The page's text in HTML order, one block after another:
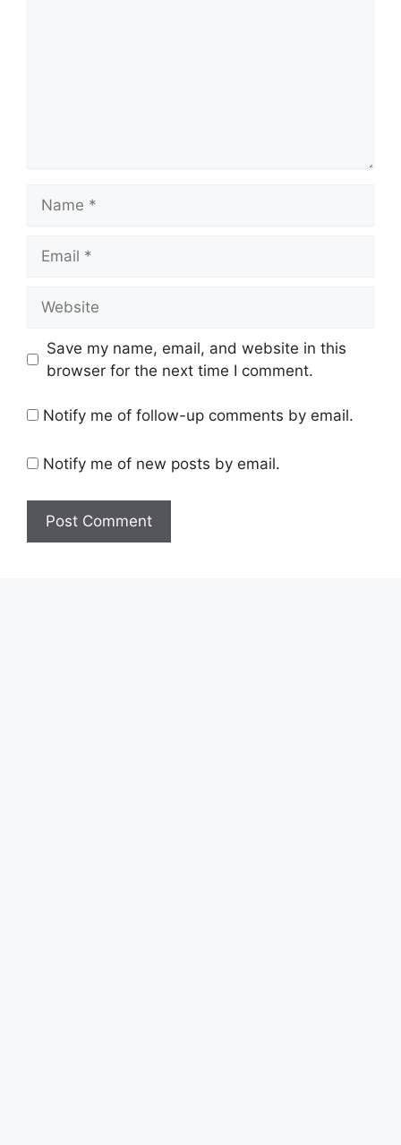
Save my name, email, and website in this
browser for the next time I comment.
Notify me of follow-up comments by email.
Notify me of new posts by email.